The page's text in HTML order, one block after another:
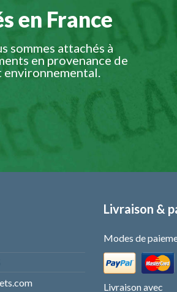
en France
sommes attachés à
en provenance de
environnemental.
Livraison &
Modes de
Livraison avec